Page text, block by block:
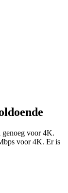
genoeg voor 4K.
voor 4K. Er is